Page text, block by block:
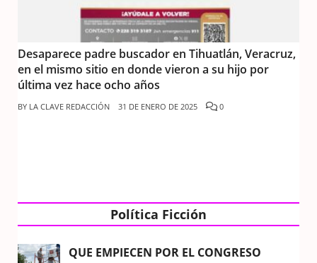
Desaparece padre buscador en Tihuatlán, Veracruz,
en el mismo sitio en donde vieron a su hijo por
última vez hace ocho años
BY LA CLAVE REDACCIÓN 31 DE ENERO DE 2025 0
Política Ficción
QUE EMPIECEN POR EL CONGRESO